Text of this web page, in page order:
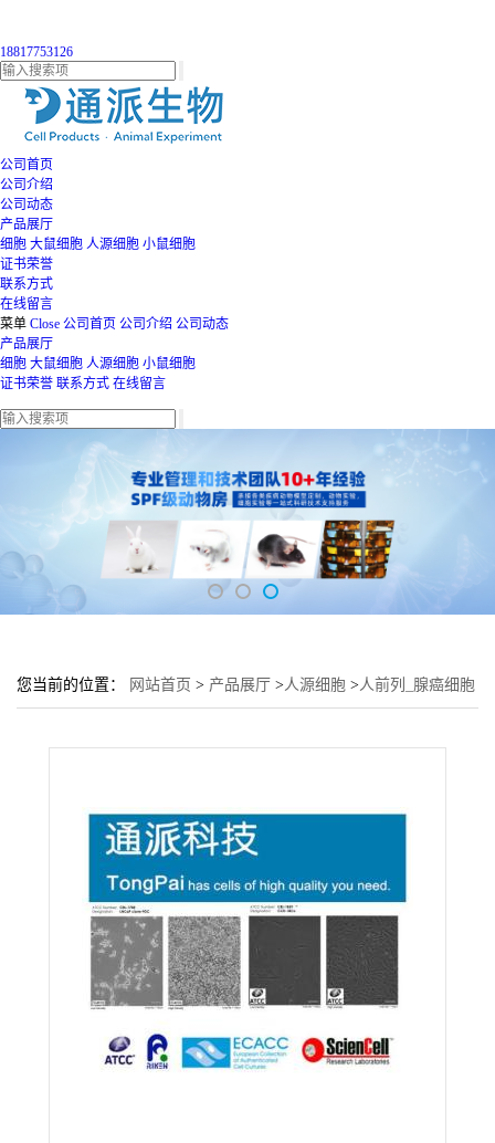
18817753126
公司首页
公司介绍
公司动态
产品展厅
细胞 大鼠细胞 人源细胞 小鼠细胞
证书荣誉
联系方式
在线留言
菜单 Close 公司首页 公司介绍 公司动态
产品展厅
细胞 大鼠细胞 人源细胞 小鼠细胞
证书荣誉 联系方式 在线留言
您当前的位置： 网站首页 > 产品展厅 >人源细胞 >人前列_腺癌细胞